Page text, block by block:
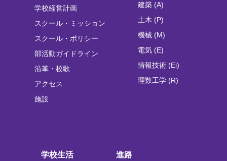
学校経営計画
スクール・ミッション
スクール・ポリシー
部活動ガイドライン
沿革・校歌
アクセス
施設
建築 (A)
土木 (P)
機械 (M)
電気 (E)
情報技術 (Ei)
理数工学 (R)
学校生活 進路